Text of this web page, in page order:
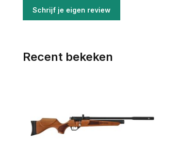
Schrijf je eigen review
Recent bekeken